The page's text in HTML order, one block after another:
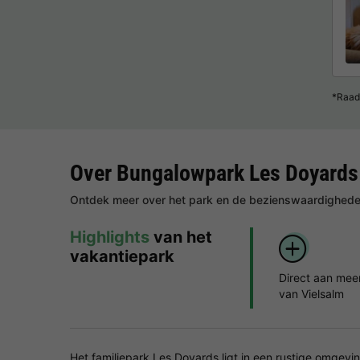
Over Bungalowpark Les Doyards
Ontdek meer over het park en de
Highlights van het
vakantiepark
Direct aan
van Vielsalm
Het familiepark Les Doyards ligt in een rustige